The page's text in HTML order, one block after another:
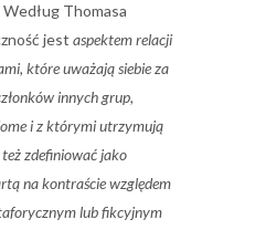
Thomasa
jest aspektem relacji
które uważają siebie za
innych grup,
i z którymi utrzymują
zdefiniować jako
na kontraście względem
lub fikcyjnym